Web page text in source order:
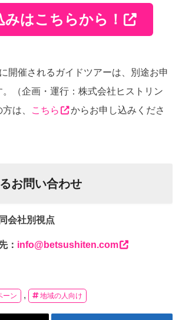
みはこちらから！
開催されるガイドツアーは、
別途お申
。（企画・運行：株式会社ヒストリン
は、
こちら
からお申し込みくださ
お問い合わせ
会社別視点
： info@betsushiten.com
ーン , 地域の人向け